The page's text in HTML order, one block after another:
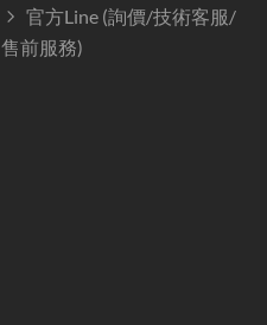
官方Line (詢價/技術客服/
售前服務)